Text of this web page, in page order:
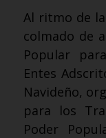
Al ritmo de
colmado de
Popular
Entes
Navideño,
para los
Poder